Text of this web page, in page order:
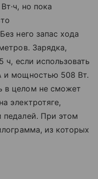
но пока
него запас хода
Зарядка,
ч, если использовать
и мощностью 508 Вт.
в целом не сможет
электротяге,
педалей. При этом
из которых